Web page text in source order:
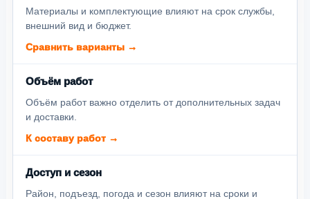
Материалы и комплектующие влияют на срок службы,
внешний вид и бюджет.
Сравнить варианты →
Объём работ
Объём работ важно отделить от дополнительных задач
и доставки.
К составу работ →
Доступ и сезон
Район, подъезд, погода и сезон влияют на сроки и